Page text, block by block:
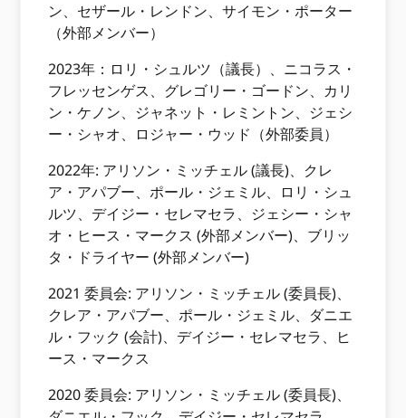
ン、セザール・レンドン、サイモン・ポーター
（外部メンバー）
2023年：ロリ・シュルツ（議長）、ニコラス・
フレッセンゲス、グレゴリー・ゴードン、カリ
ン・ケノン、ジャネット・レミントン、ジェシ
ー・シャオ、ロジャー・ウッド（外部委員）
2022年: アリソン・ミッチェル (議長)、クレ
ア・アパブー、ポール・ジェミル、ロリ・シュ
ルツ、デイジー・セレマセラ、ジェシー・シャ
オ・ヒース・マークス (外部メンバー)、ブリッ
タ・ドライヤー (外部メンバー)
2021 委員会: アリソン・ミッチェル (委員長)、
クレア・アパブー、ポール・ジェミル、ダニエ
ル・フック (会計)、デイジー・セレマセラ、ヒ
ース・マークス
2020 委員会: アリソン・ミッチェル (委員長)、